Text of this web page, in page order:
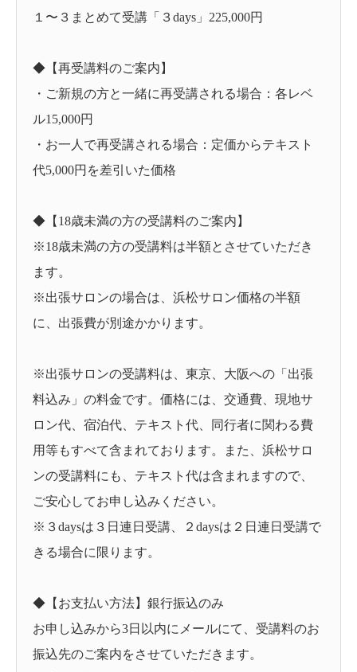
１〜３まとめて受講「３days」225,000円
◆【再受講料のご案内】
・ご新規の方と一緒に再受講される場合：各レベ
ル15,000円
・お一人で再受講される場合：定価からテキスト
代5,000円を差引いた価格
◆【18歳未満の方の受講料のご案内】
※18歳未満の方の受講料は半額とさせていただき
ます。
※出張サロンの場合は、浜松サロン価格の半額
に、出張費が別途かかります。
※出張サロンの受講料は、東京、大阪への「出張
料込み」の料金です。価格には、交通費、現地サ
ロン代、宿泊代、テキスト代、同行者に関わる費
用等もすべて含まれております。また、浜松サロ
ンの受講料にも、テキスト代は含まれますので、
ご安心してお申し込みください。
※３daysは３日連日受講、２daysは２日連日受講で
きる場合に限ります。
◆【お支払い方法】銀行振込のみ
お申し込みから3日以内にメールにて、受講料のお
振込先のご案内をさせていただきます。